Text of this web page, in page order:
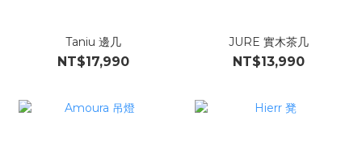
Taniu 邊几
NT$17,990
JURE 實木茶几
NT$13,990